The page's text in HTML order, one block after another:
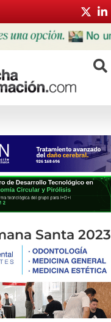
Santa 2023